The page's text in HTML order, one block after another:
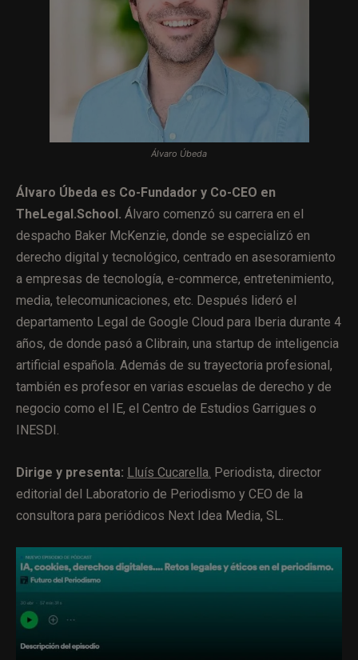
Álvaro Úbeda
Álvaro Úbeda es Co-Fundador y Co-CEO en
TheLegal.School. Álvaro comenzó su carrera en el
despacho Baker McKenzie, donde se especializó en
derecho digital y tecnológico, centrado en asesoramiento
a empresas de tecnología, e-commerce, entretenimiento,
media, telecomunicaciones, etc. Después lideró el
departamento Legal de Google Cloud para Iberia durante 4
años, de donde pasó a Clibrain, una startup de inteligencia
artificial española. Además de su trayectoria profesional,
también es profesor en varias escuelas de derecho y de
negocio como el IE, el Centro de Estudios Garrigues o
INESDI.
Dirige y presenta: Lluís Cucarella. Periodista, director
editorial del Laboratorio de Periodismo y CEO de la
consultora para periódicos Next Idea Media, SL.